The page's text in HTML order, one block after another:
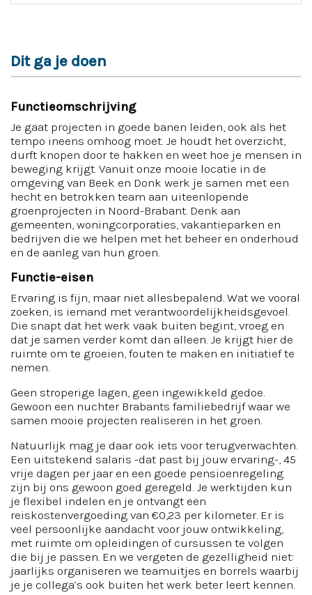
Dit ga je doen
Functieomschrijving
Je gaat projecten in goede banen leiden, ook als het
tempo ineens omhoog moet. Je houdt het overzicht,
durft knopen door te hakken en weet hoe je mensen in
beweging krijgt. Vanuit onze mooie locatie in de
omgeving van Beek en Donk werk je samen met een
hecht en betrokken team aan uiteenlopende
groenprojecten in Noord-Brabant. Denk aan
gemeenten, woningcorporaties, vakantieparken en
bedrijven die we helpen met het beheer en onderhoud
en de aanleg van hun groen.
Functie-eisen
Ervaring is fijn, maar niet allesbepalend. Wat we vooral
zoeken, is iemand met verantwoordelijkheidsgevoel.
Die snapt dat het werk vaak buiten begint, vroeg en
dat je samen verder komt dan alleen. Je krijgt hier de
ruimte om te groeien, fouten te maken en initiatief te
nemen.
Geen stroperige lagen, geen ingewikkeld gedoe.
Gewoon een nuchter Brabants familiebedrijf waar we
samen mooie projecten realiseren in het groen.
Natuurlijk mag je daar ook iets voor terugverwachten.
Een uitstekend salaris -dat past bij jouw ervaring-, 45
vrije dagen per jaar en een goede pensioenregeling
zijn bij ons gewoon goed geregeld. Je werktijden kun
je flexibel indelen en je ontvangt een
reiskostenvergoeding van €0,23 per kilometer. Er is
veel persoonlijke aandacht voor jouw ontwikkeling,
met ruimte om opleidingen of cursussen te volgen
die bij je passen. En we vergeten de gezelligheid niet:
jaarlijks organiseren we teamuitjes en borrels waarbij
je je collega’s ook buiten het werk beter leert kennen.